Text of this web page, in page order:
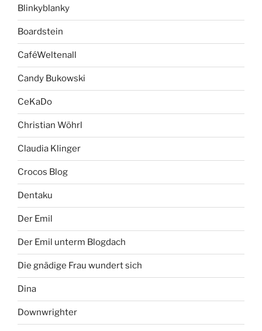
Blinkyblanky
Boardstein
CaféWeltenall
Candy Bukowski
CeKaDo
Christian Wöhrl
Claudia Klinger
Crocos Blog
Dentaku
Der Emil
Der Emil unterm Blogdach
Die gnädige Frau wundert sich
Dina
Downwrighter